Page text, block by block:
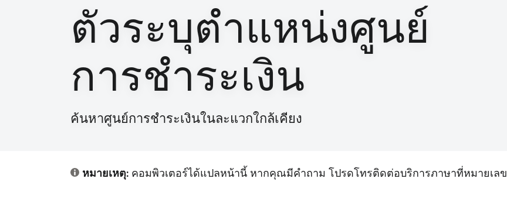
ตัวระบุตําแหน่งศูนย์
การชําระเงิน
ค้นหาศูนย์การชําระเงินในละแวกใกล้เคียง
หมายเหตุ: คอมพิวเตอร์ได้แปลหน้านี้ หากคุณมีคําถาม โปรดโทรติดต่อบริการภาษาที่หมายเลข